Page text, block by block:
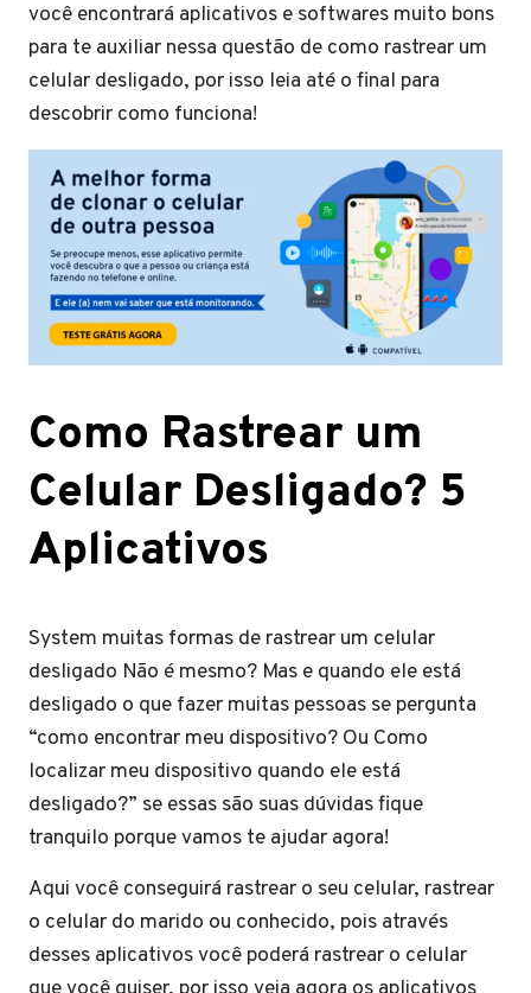
você encontrará aplicativos e softwares muito bons
para te auxiliar nessa questão de como rastrear um
celular desligado, por isso leia até o final para
descobrir como funciona!
Como Rastrear um
Celular Desligado? 5
Aplicativos
System muitas formas de rastrear um celular
desligado Não é mesmo? Mas e quando ele está
desligado o que fazer muitas pessoas se pergunta
“como encontrar meu dispositivo? Ou Como
localizar meu dispositivo quando ele está
desligado?” se essas são suas dúvidas fique
tranquilo porque vamos te ajudar agora!
Aqui você conseguirá rastrear o seu celular, rastrear
o celular do marido ou conhecido, pois através
desses aplicativos você poderá rastrear o celular